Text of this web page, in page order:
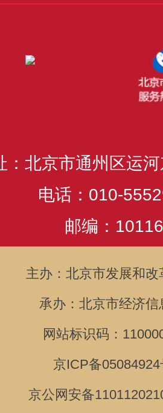
：北京市通州区运
电话：010-
邮编：
主办：北京市发展和改
承办：北京市经济信
网站标识码：
京ICP备
京公网安备